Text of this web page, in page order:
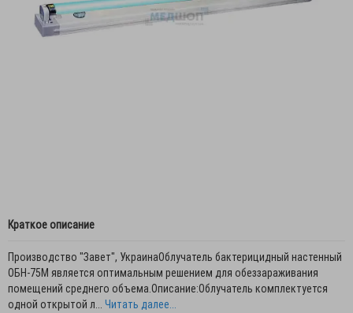
Краткое описание
Производство "Завет", УкраинаОблучатель бактерицидный настенный
ОБН-75М является оптимальным решением для обеззараживания
помещений среднего объема.Описание:Облучатель комплектуется
одной открытой л... Читать далее...